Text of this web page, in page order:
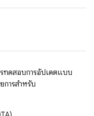
ทดสอบการอัปเดตแบบ
ารสำหรับ